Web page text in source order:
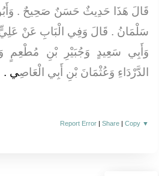
قَالَ هَذَا حَدِيثٌ حَسَنٌ صَحِيحٌ ‏.‏ وَأَبُو
سَلْمَانُ ‏.‏ قَالَ وَفِي الْبَابِ عَنْ عَلِيٍّ
وَأَبِي سَعِيدٍ وَجُبَيْرِ بْنِ مُطْعِمٍ
الدَّرْدَاءِ وَعُثْمَانَ بْنِ أَبِي الْعَاصِي ‏.‏
Report Error |Share |Copy ▼